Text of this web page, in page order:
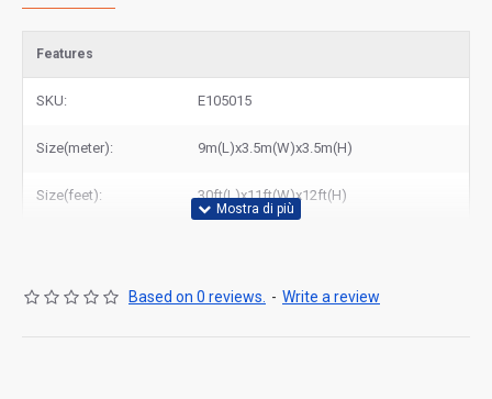
Features
SKU: E105015
Size(meter): 9m(L)x3.5m(W)x3.5m(H)
Size(feet): 30ft(L)x11ft(W)x12ft(H)
Based on 0 reviews. - Write a review